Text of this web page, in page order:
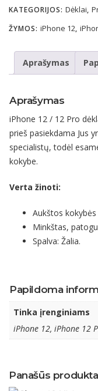
KATEGORIJOS: Dėklai,
ŽYMOS: iPhone 12,
Aprašymas
Aprašymas
iPhone 12 / 12 Pro
prieš pasiekdama Jus
specialistų, todėl
kokybe.
Verta žinoti:
Aukštos kokybės
Minkštas,
Spalva: Žalia.
Papildoma
Tinka įrenginiams
iPhone 12, iPhone 12
Panašūs